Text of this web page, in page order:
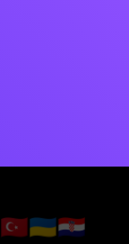
🇹🇷🇺🇦🇭🇷